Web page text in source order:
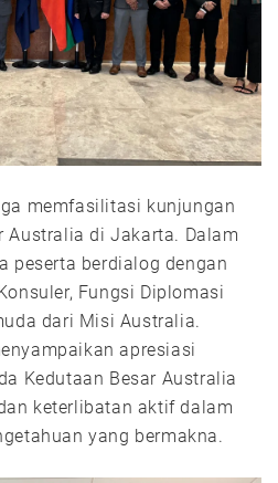
memfasilitasi kunjungan
Australia di Jakarta. Dalam
peserta berdialog dengan
Fungsi Diplomasi
dari Misi Australia.
apresiasi
Kedutaan Besar Australia
keterlibatan aktif dalam
yang bermakna.